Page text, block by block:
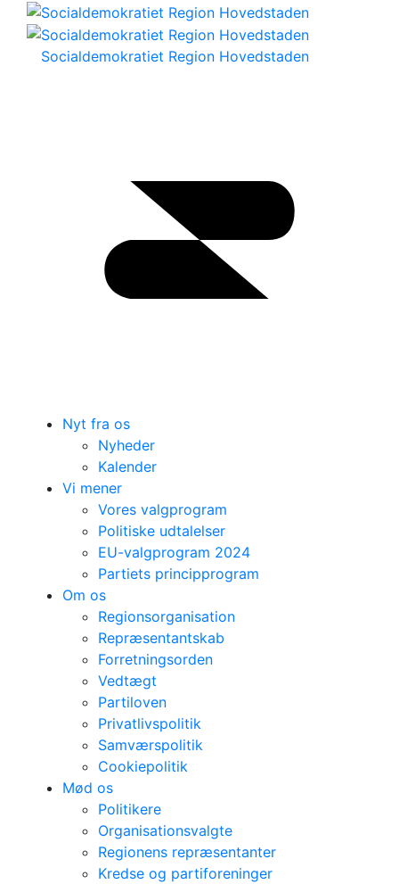
Socialdemokratiet Region Hovedstaden
Nyt fra os
Nyheder
Kalender
Vi mener
Vores valgprogram
Politiske udtalelser
EU-valgprogram 2024
Partiets principprogram
Om os
Regionsorganisation
Repræsentantskab
Forretningsorden
Vedtægt
Partiloven
Privatlivspolitik
Samværspolitik
Cookiepolitik
Mød os
Politikere
Organisationsvalgte
Regionens repræsentanter
Kredse og partiforeninger